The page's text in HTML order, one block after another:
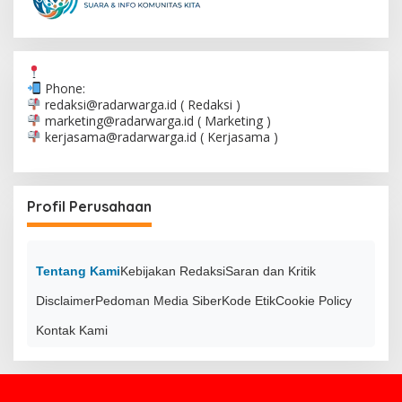
Phone:
redaksi@radarwarga.id ( Redaksi )
marketing@radarwarga.id ( Marketing )
kerjasama@radarwarga.id ( Kerjasama )
Profil Perusahaan
Tentang KamiKebijakan RedaksiSaran dan Kritik
DisclaimerPedoman Media SiberKode EtikCookie Policy
Kontak Kami